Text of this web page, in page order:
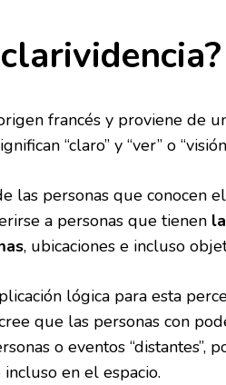
francés y proviene de
“claro” y “ver” o
las personas que conocen
a personas que tienen
, ubicaciones e incluso
lógica para esta
que las personas con
o eventos “distantes”,
en el espacio.